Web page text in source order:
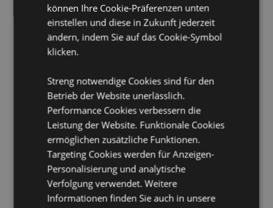
Dänemark, Estland, Finnland (Festland), Frankreich
(Festland), Französisch-Guayana, Georgien,
Deutschland, Gibraltar, Griechenland, Guadeloupe,
Guernsey (Kanalinseln), Heiliger Stuhl (Vatikanstadt),
Ungarn, Island, Irland, Isle of Man (Vereinigtes
Kosovo, Lettland, Liechtenstein, Litauen, Luxemburg,
Nordmazedonien, Madeira (Portugal), Malta,
Martinique, Mayotte, Moldawien, Montenegro,
Niederlande, Norwegen, Polen, Portugal (Festland),
Réunion, Rumänien, Russland, Saint-Martin
(französischer Teil), Serbien, Sizilien (Italien), Slowakei,
Slowenien, Spanien (Festland), Schweden, Schweiz,
Türkei, Ukraine, Vereinigtes Königreich (Festland),
Vereinigtes Königreich (Nordirland, Highlands und
Inseln)
können Ihre Cookie-Präferenzen unten
einstellen und diese in Zukunft jederzeit
ändern, indem Sie auf das Cookie-Symbol
klicken.
Streng notwendige Cookies sind für den
Betrieb der Website unerlässlich.
Performance Cookies verbessern die
Leistung der Website. Funktionale Cookies
ermöglichen zusätzliche Funktionen.
Targeting Cookies werden für Anzeigen-
Personalisierung und analytische
Verfolgung verwendet. Weitere
Informationen finden Sie auch in unsere